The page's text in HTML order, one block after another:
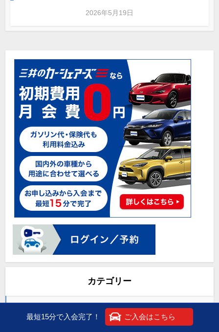
2026年5月19日
カテゴリー
おすすめドライブ
最短15分で入会完了！ ご入会はこちら